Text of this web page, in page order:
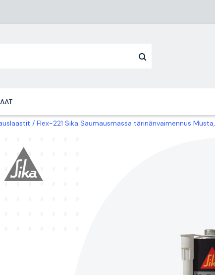
Flex-221 Sika Saumausmassa tärinänvaimennus